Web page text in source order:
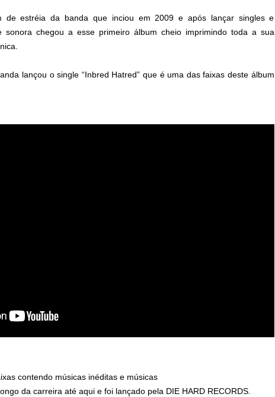
de estréia da banda que inciou em 2009 e após lançar singles e
sonora chegou a esse primeiro álbum cheio imprimindo toda a sua
lançou o single “Inbred Hatred” que é uma das faixas deste álbum
contendo músicas inéditas e músicas
da carreira até aqui e foi lançado pela DIE HARD RECORDS.